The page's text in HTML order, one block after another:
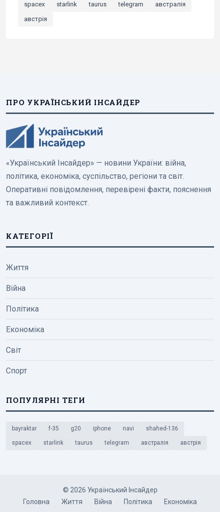
spacex
starlink taurus telegram
австралія
австрія
ПРО УКРАЇНСЬКИЙ ІНСАЙДЕР
«Український Інсайдер» — новини України: війна,
політика, економіка, суспільство, регіони та світ.
Оперативні повідомлення, перевірені факти, пояснення
та важливий контекст.
КАТЕГОРІЇ
Життя
Війна
Політика
Економіка
Світ
Спорт
ПОПУЛЯРНІ ТЕГИ
bayraktar f-35 g20 iphone navi shahed-136
spacex starlink taurus telegram австралія австрія
© 2026 Український Інсайдер
Головна
Життя Війна Політика Економіка